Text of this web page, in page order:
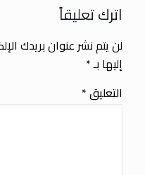
اترك تعليقاً
لن يتم نشر عنوان بريدك
إليها بـ*
التعليق*